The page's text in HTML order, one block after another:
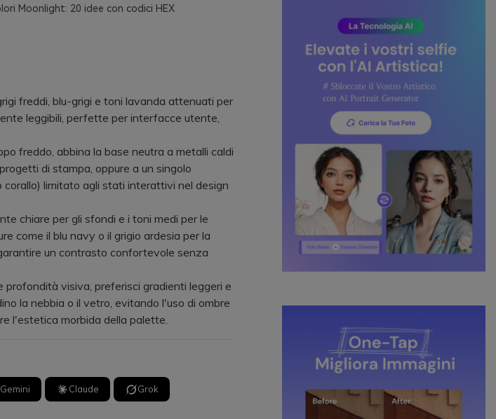
Moonlight: 20 idee con codici HEX
freddi, blu-grigi e toni lavanda attenuati per
leggibili, perfette per interfacce utente,
freddo, abbina la base neutra a metalli caldi
di stampa, oppure a un singolo
limitato agli stati interattivi nel design
chiare per gli sfondi e i toni medi per le
come il blu navy o il grigio ardesia per la
un contrasto confortevole senza
visiva, preferisci gradienti leggeri e
la nebbia o il vetro, evitando l'uso di ombre
l'estetica morbida della palette.
Gemini Claude Grok